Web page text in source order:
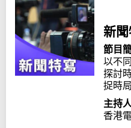
新
節目
以不
探討
捉時
主持
香港